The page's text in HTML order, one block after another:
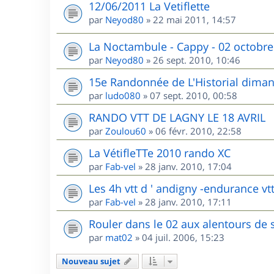
12/06/2011 La Vetiflette
par Neyod80 » 22 mai 2011, 14:57
La Noctambule - Cappy - 02
par Neyod80 » 26 sept. 2010, 10:46
15e Randonnée de L'Historial
par ludo080 » 07 sept. 2010, 00:58
RANDO VTT DE LAGNY LE 18 AVRIL
par Zoulou60 » 06 févr. 2010, 22:58
La VétifleTTe 2010 rando XC
par Fab-vel » 28 janv. 2010, 17:04
Les 4h vtt d ' andigny -endurance
par Fab-vel » 28 janv. 2010, 17:11
Rouler dans le 02 aux alentours de
par mat02 » 04 juil. 2006, 15:23
Nouveau sujet